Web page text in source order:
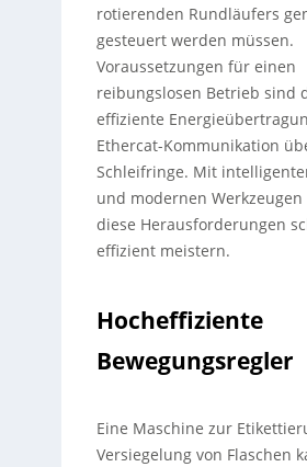
rotierenden Rundläufers
gesteuert werden müssen.
Voraussetzungen für einen
reibungslosen Betrieb sind
effiziente
Ethercat-Kommunikation
Schleifringe. Mit
und modernen Werkzeugen
diese Herausforderungen
effizient meistern.
Hocheffiziente
Bewegungsregler
Eine Maschine zur
Versiegelung von Flaschen